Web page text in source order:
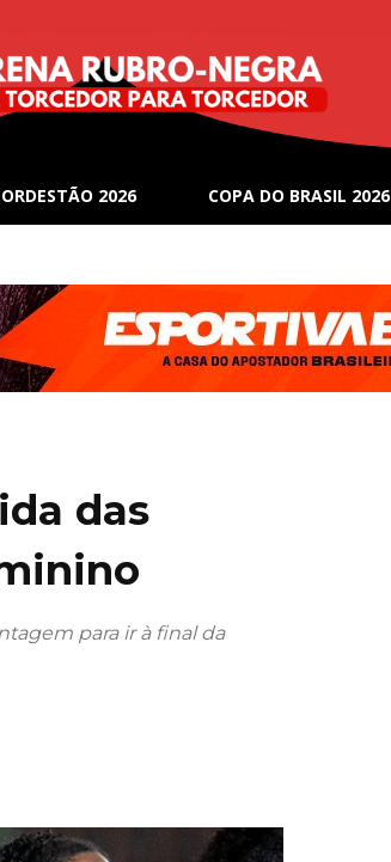
2026 COPA DO BRASIL 2026
das
para ir à final da